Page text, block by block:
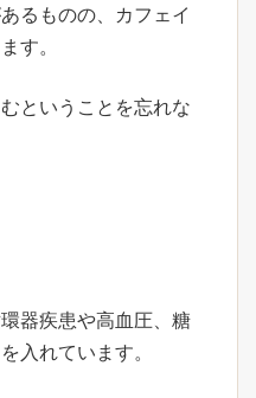
るものの、カフェイ
す。
ということを忘れな
器疾患や高血圧、糖
入れています。